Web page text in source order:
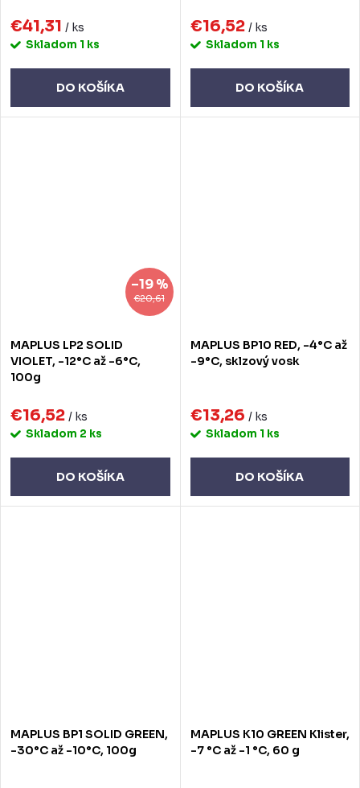
€41,31 / ks
Skladom 1 ks
DO KOŠÍKA
€16,52 / ks
Skladom 1 ks
DO KOŠÍKA
€20,61
–19 %
MAPLUS LP2 SOLID
VIOLET, -12°C až -6°C,
100g
€16,52 / ks
Skladom 2 ks
DO KOŠÍKA
MAPLUS BP10 RED, -4°C až
-9°C, sklzový vosk
€13,26 / ks
Skladom 1 ks
DO KOŠÍKA
MAPLUS BP1 SOLID GREEN,
-30°C až -10°C, 100g
MAPLUS K10 GREEN Klister,
-7 °C až -1 °C, 60 g